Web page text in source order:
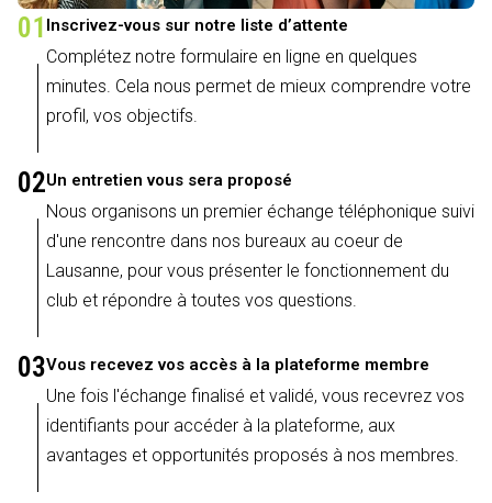
01 Inscrivez-vous sur notre liste d’attente
Complétez notre formulaire en ligne en quelques
minutes. Cela nous permet de mieux comprendre votre
profil, vos objectifs.
02Un entretien vous sera proposé
Nous organisons un premier échange téléphonique suivi
d'une rencontre dans nos bureaux au coeur de
Lausanne, pour vous présenter le fonctionnement du
club et répondre à toutes vos questions.
03Vous recevez vos accès à la plateforme membre
Une fois l'échange finalisé et validé, vous recevrez vos
identifiants pour accéder à la plateforme, aux
avantages et opportunités proposés à nos membres.